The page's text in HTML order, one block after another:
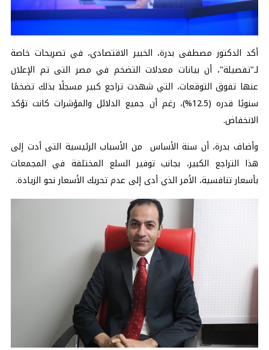
أكد الدكتور مصطفى بدرة، الخبير الاقتصادي، في تصريحات خاصة
لـ"تفصيلة"، أن بيانات معدلات التضخم في مصر التى تم الإعلان
عنها تفوق التوقعات، التي شهدت تراجع كبير مسجلًا بذلك تضخمًا
سنويًا قدره (12.5%)، رغم أن جميع الدلائل والمؤشرات كانت تؤكد
الانخفاض.
وأضاف بدرة، أن سنة الأساس من الأسباب الرئيسية التى أدت إلى
هذا التراجع الكبير، بجانب توفير السلع المختلفة في المجمعات
بأسعار تنافسية، الأمر الذي أدى إلى عدم تحريك الأسعار نحو الزيادة.